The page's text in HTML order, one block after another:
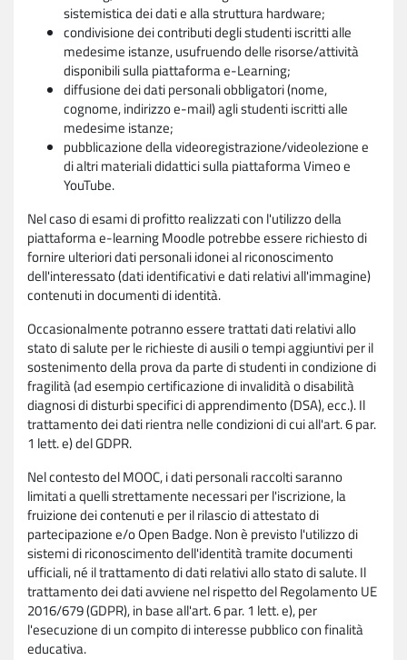
sistemistica dei dati e alla struttura hardware;
condivisione dei contributi degli studenti iscritti alle
medesime istanze, usufruendo delle risorse/attività
disponibili sulla piattaforma e-Learning;
diffusione dei dati personali obbligatori (nome,
cognome, indirizzo e-mail) agli studenti iscritti alle
medesime istanze;
pubblicazione della videoregistrazione/videolezione e
di altri materiali didattici sulla piattaforma Vimeo e
YouTube.
Nel caso di esami di profitto realizzati con l'utilizzo della
piattaforma e-learning Moodle potrebbe essere richiesto di
fornire ulteriori dati personali idonei al riconoscimento
dell'interessato (dati identificativi e dati relativi all'immagine)
contenuti in documenti di identità.
Occasionalmente potranno essere trattati dati relativi allo
stato di salute per le richieste di ausili o tempi aggiuntivi per il
sostenimento della prova da parte di studenti in condizione di
fragilità (ad esempio certificazione di invalidità o disabilità
diagnosi di disturbi specifici di apprendimento (DSA), ecc.). Il
trattamento dei dati rientra nelle condizioni di cui all'art. 6 par.
1 lett. e) del GDPR.
Nel contesto del MOOC, i dati personali raccolti saranno
limitati a quelli strettamente necessari per l'iscrizione, la
fruizione dei contenuti e per il rilascio di attestato di
partecipazione e/o Open Badge. Non è previsto l'utilizzo di
sistemi di riconoscimento dell'identità tramite documenti
ufficiali, né il trattamento di dati relativi allo stato di salute. Il
trattamento dei dati avviene nel rispetto del Regolamento UE
2016/679 (GDPR), in base all'art. 6 par. 1 lett. e), per
l'esecuzione di un compito di interesse pubblico con finalità
educativa.